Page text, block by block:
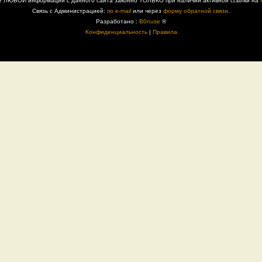
Связь с Администрацией: по e-mail или через форму обратной связи
Разработано : B0nuse ®
Конфиденциальность| Правила